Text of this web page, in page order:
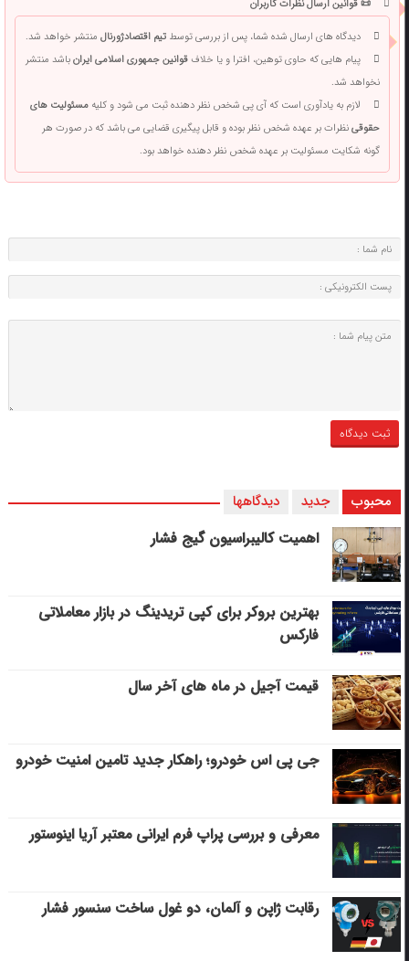
📜 قوانین ارسال نظرات کاربران
دیدگاه های ارسال شده شما، پس از بررسی توسطتیم اقتصادژورنالمنتشر خواهد شد.
پیام هایی که حاوی توهین، افترا و یا خلافقوانین جمهوری اسلامی ایرانباشد منتشر
نخواهد شد.
لازم به یادآوری است که آی پی شخص نظر دهنده ثبت می شود و کلیهمسئولیت های
حقوقینظرات بر عهده شخص نظر بوده و قابل پیگیری قضایی می باشد که در صورت هر
گونه شکایت مسئولیت بر عهده شخص نظر دهنده خواهد بود.
محبوب جدید دیدگاهها
اهمیت کالیبراسیون گیج فشار
بهترین بروکر برای کپی‌ تریدینگ در بازار معاملاتی
فارکس
قیمت آجیل در ماه های آخر سال
جی پی اس خودرو؛ راهکار جدید تامین امنیت خودرو
معرفی و بررسی پراپ فرم ایرانی معتبر آریا اینوستور
رقابت ژاپن و آلمان، دو غول ساخت سنسور فشار